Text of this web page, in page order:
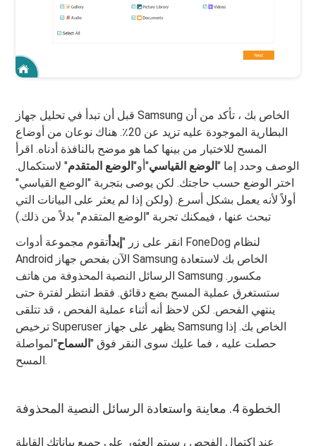
قبل أن تبدأ في تحليل جهاز Samsung الخاص بك ، تأكد من أن
البطارية الموجودة عليه تزيد عن 20٪. هناك نوعان من أوضاع
المسح للاختيار من بينها كما هو موضح بالنافذة أدناه. اقرأ
الوصف وحدد إما "الوضع القياسي"أو"الوضع المتقدم" لاستكمال.
اختر الوضع حسب حاجتك. لكن يوصى بتجربة "الوضع القياسي"
أولاً لأنه يعمل بشكل أسرع. (ولكن إذا لم يعثر على البيانات التي
تبحث عنها ، فيمكنك تجربة "الوضع المتقدم" بدلاً من ذلك.)
انقر على زر "إبدأ تقوم مجموعة أدوات FoneDog لنظام
Android الآن بفحص جهاز Samsung الخاص بك لاستعادة
الرسائل النصية المحذوفة من هاتف Samsung مكسور.
ستستغرق عملية المسح بضع دقائق. فقط انتظر لفترة حتى
ينتهي الفحص. لكن لاحظ أنه أثناء عملية الفحص ، قد تتلقى
ترخيص Superuser يظهر على جهاز Samsung الخاص بك. إذا
حصلت عليه ، فما عليك سوى النقر فوق "السماح"لمواصلة
المسح.
الخطوة 4. معاينة واستعادة الرسائل النصية المحذوفة
عند اكتمال الفحص ، سيتم العثور على جميع بياناتك القابلة